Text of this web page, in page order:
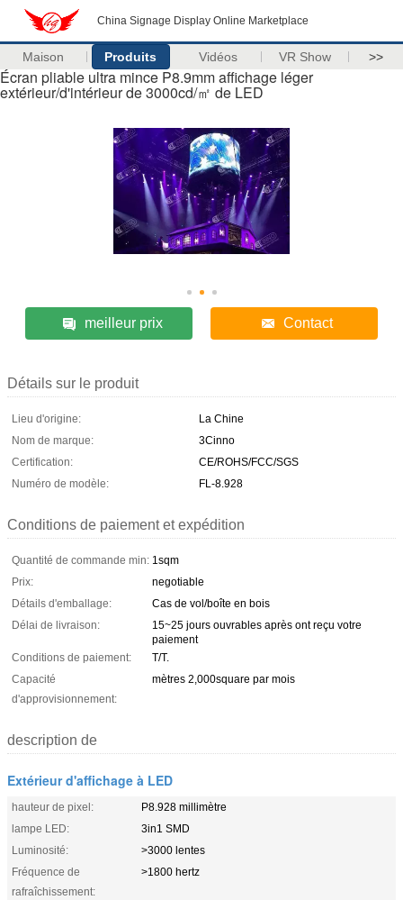
China Signage Display Online Marketplace
Maison Produits Vidéos VR Show >>
Écran pliable ultra mince P8.9mm affichage léger
extérieur/d'intérieur de 3000cd/㎡ de LED
meilleur prix Contact
Détails sur le produit
Lieu d'origine:
La Chine
Nom de marque:
3Cinno
Certification:
CE/ROHS/FCC/SGS
Numéro de modèle:
FL-8.928
Conditions de paiement et expédition
Quantité de commande min: 1sqm
Prix:
negotiable
Détails d'emballage:
Cas de vol/boîte en bois
Délai de livraison:
15~25 jours ouvrables après ont reçu votre
paiement
Conditions de paiement:
T/T.
Capacité
d'approvisionnement:
mètres 2,000square par mois
description de
Extérieur d'affichage à LED
hauteur de pixel:
P8.928 millimètre
lampe LED:
3in1 SMD
Luminosité:
>3000 lentes
Fréquence de
rafraîchissement:
>1800 hertz